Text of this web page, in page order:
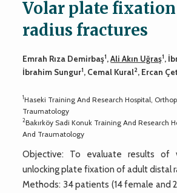
Volar plate
radius fractures
Emrah Rıza Demirbaş1,Ali Akın Uğraş1,
İbrahim Sungur1, Cemal Kural2, Ercan
1Haseki Training And Research Hospital,
Traumatology
2Bakırköy Sadi Konuk Training And Research
And Traumatology
Objective: To evaluate results of
unlocking plate fixation of adult distal
Methods: 34 patients (14 female and